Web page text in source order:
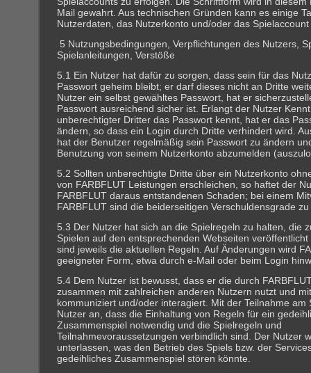
Mail gewahrt. Aus technischen Gründen kann es einige
Nutzerdaten, das Nutzerkonto und/oder das
5 Nutzungsbedingungen, Verpflichtungen des Nutzers,
Spielanleitungen, Verstöße
5.1 Ein Nutzer hat dafür zu sorgen, dass sein für das
Passwort geheim bleibt; er darf dieses nicht an Dritte
Nutzer ein selbst gewähltes Passwort, hat er
Passwort ausreichend sicher ist. Erlangt der Nutzer
unberechtigter Dritter das Passwort kennt, hat er das
ändern, so dass ein Login durch Dritte verhindert wird.
hat der Benutzer regelmäßig sein Passwort zu ändern
Benutzung von seinem Nutzerkonto abzumelden
5.2 Sollten unberechtigte Dritte über ein Nutzerkonto
von FARBFLUT Leistungen erschleichen, so haftet der
FARBFLUT daraus entstandenen Schaden; bei einem
FARBFLUT sind die beiderseitigen Verschuldensgrade
5.3 Der Nutzer hat sich an die Spielregeln zu halten, die
Spielen auf den entsprechenden Webseiten
sind jeweils die aktuellen Regeln. Auf Änderungen wird
geeigneter Form, etwa durch e-Mail oder beim Login
5.4 Dem Nutzer ist bewusst, dass er die durch
zusammen mit zahlreichen anderen Nutzern nutzt und
kommuniziert und/oder interagiert. Mit der Teilnahme am
Nutzer an, dass die Einhaltung von Regeln für ein
Zusammenspiel notwendig und die Spielregeln und
Teilnahmevoraussetzungen verbindlich sind. Der Nutzer
unterlassen, was den Betrieb des Spiels bzw. der
gedeihliches Zusammenspiel stören könnte.